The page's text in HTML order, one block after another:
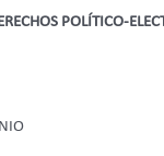
POLÍTICO-